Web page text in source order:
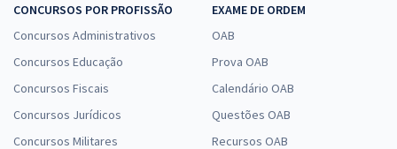
CONCURSOS POR PROFISSÃO
Concursos Administrativos
Concursos Educação
Concursos Fiscais
Concursos Jurídicos
Concursos Militares
EXAME DE ORDEM
OAB
Prova OAB
Calendário OAB
Questões OAB
Recursos OAB